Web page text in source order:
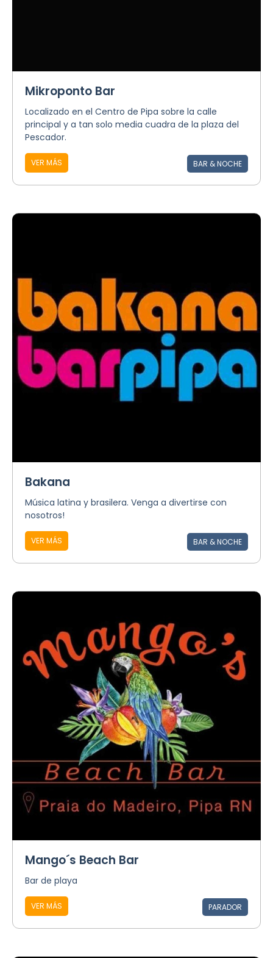
Mikroponto Bar
Localizado en el Centro de Pipa sobre la calle
principal y a tan solo media cuadra de la plaza del
Pescador.
VER MÁS BAR & NOCHE
Bakana
Música latina y brasilera. Venga a divertirse con
nosotros!
VER MÁS BAR & NOCHE
Mango´s Beach Bar
Bar de playa
VER MÁS PARADOR